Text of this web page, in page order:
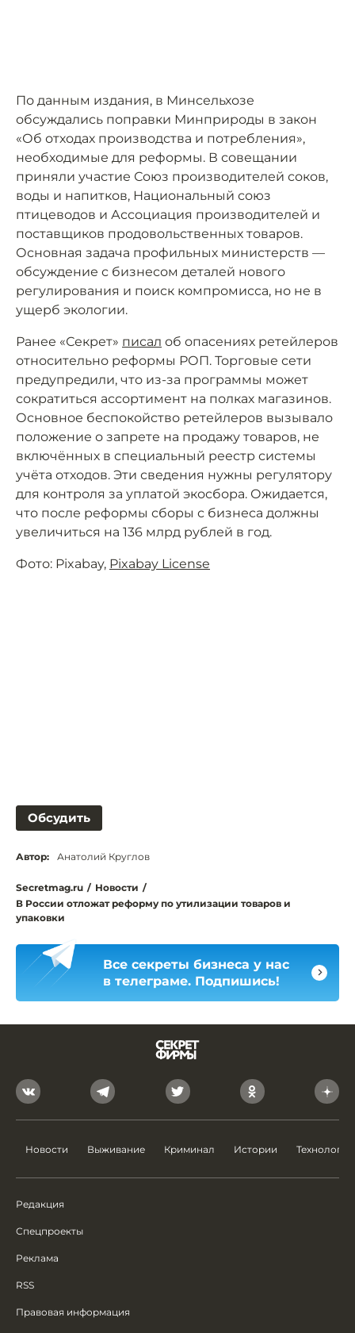
По данным издания, в Минсельхозе
обсуждались поправки Минприроды в закон
«Об отходах производства и потребления»,
необходимые для реформы. В совещании
приняли участие Союз производителей соков,
воды и напитков, Национальный союз
птицеводов и Ассоциация производителей и
поставщиков продовольственных товаров.
Основная задача профильных министерств —
обсуждение с бизнесом деталей нового
регулирования и поиск компромисса, но не в
ущерб экологии.
Ранее «Секрет» писал об опасениях ретейлеров
относительно реформы РОП. Торговые сети
предупредили, что из-за программы может
сократиться ассортимент на полках магазинов.
Основное беспокойство ретейлеров вызывало
положение о запрете на продажу товаров, не
включённых в специальный реестр системы
учёта отходов. Эти сведения нужны регулятору
для контроля за уплатой экосбора. Ожидается,
что после реформы сборы с бизнеса должны
увеличиться на 136 млрд рублей в год.
Фото: Pixabay, Pixabay License
Обсудить
Автор: Анатолий Круглов
Secretmag.ru / Новости /
В России отложат реформу по утилизации товаров и
упаковки
Все секреты бизнеса у нас
в телеграме. Подпишись!
Новости Выживание Криминал Истории Технологии
Редакция
Спецпроекты
Реклама
RSS
Правовая информация